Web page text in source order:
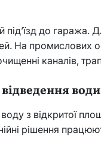
до гаража.
На
каналів,
води
з відкритої
рішення